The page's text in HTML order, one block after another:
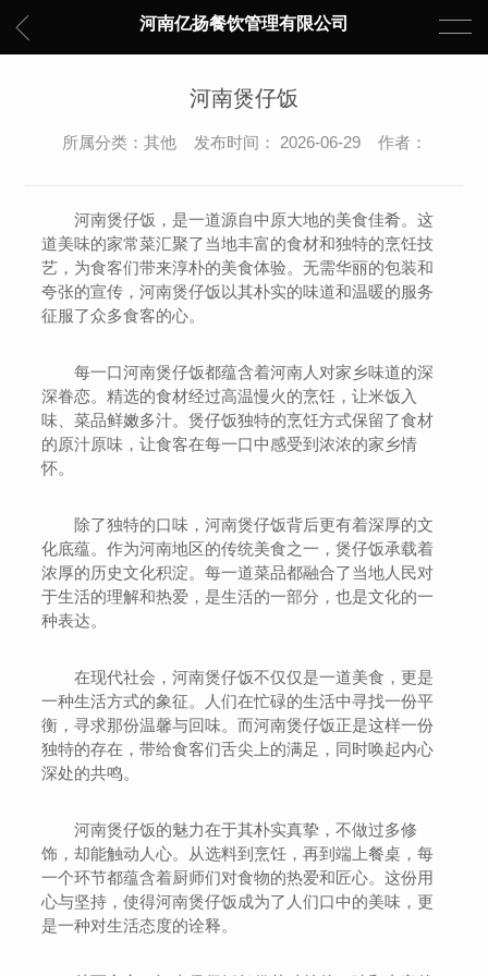
河南亿扬餐饮管理有限公司
河南煲仔饭
所属分类：其他 发布时间： 2026-06-29 作者：
河南煲仔饭，是一道源自中原大地的美食佳肴。这
道美味的家常菜汇聚了当地丰富的食材和独特的烹饪技
艺，为食客们带来淳朴的美食体验。无需华丽的包装和
夸张的宣传，河南煲仔饭以其朴实的味道和温暖的服务
征服了众多食客的心。
每一口河南煲仔饭都蕴含着河南人对家乡味道的深
深眷恋。精选的食材经过高温慢火的烹饪，让米饭入
味、菜品鲜嫩多汁。煲仔饭独特的烹饪方式保留了食材
的原汁原味，让食客在每一口中感受到浓浓的家乡情
怀。
除了独特的口味，河南煲仔饭背后更有着深厚的文
化底蕴。作为河南地区的传统美食之一，煲仔饭承载着
浓厚的历史文化积淀。每一道菜品都融合了当地人民对
于生活的理解和热爱，是生活的一部分，也是文化的一
种表达。
在现代社会，河南煲仔饭不仅仅是一道美食，更是
一种生活方式的象征。人们在忙碌的生活中寻找一份平
衡，寻求那份温馨与回味。而河南煲仔饭正是这样一份
独特的存在，带给食客们舌尖上的满足，同时唤起内心
深处的共鸣。
河南煲仔饭的魅力在于其朴实真挚，不做过多修
饰，却能触动人心。从选料到烹饪，再到端上餐桌，每
一个环节都蕴含着厨师们对食物的热爱和匠心。这份用
心与坚持，使得河南煲仔饭成为了人们口中的美味，更
是一种对生活态度的诠释。